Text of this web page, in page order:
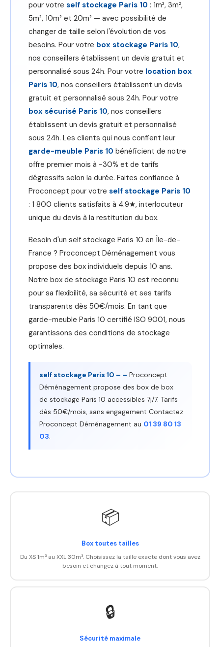
pour votre self stockage Paris 10 : 1m², 3m²,
5m², 10m² et 20m² — avec possibilité de
changer de taille selon l'évolution de vos
besoins. Pour votre box stockage Paris 10,
nos conseillers établissent un devis gratuit et
personnalisé sous 24h. Pour votre location box
Paris 10, nos conseillers établissent un devis
gratuit et personnalisé sous 24h. Pour votre
box sécurisé Paris 10, nos conseillers
établissent un devis gratuit et personnalisé
sous 24h. Les clients qui nous confient leur
garde-meuble Paris 10 bénéficient de notre
offre premier mois à -30% et de tarifs
dégressifs selon la durée. Faites confiance à
Proconcept pour votre self stockage Paris 10
: 1 800 clients satisfaits à 4.9★, interlocuteur
unique du devis à la restitution du box.
Besoin d'un self stockage Paris 10 en Île-de-
France ? Proconcept Déménagement vous
propose des box individuels depuis 10 ans.
Notre box de stockage Paris 10 est reconnu
pour sa flexibilité, sa sécurité et ses tarifs
transparents dès 50€/mois. En tant que
garde-meuble Paris 10 certifié ISO 9001, nous
garantissons des conditions de stockage
optimales.
self stockage Paris 10 – – Proconcept
Déménagement propose des box de box
de stockage Paris 10 accessibles 7j/7. Tarifs
dès 50€/mois, sans engagement Contactez
Proconcept Déménagement au 01 39 80 13
03
📦
Box toutes tailles
Du XS 1m³ au XXL 30m³. Choisissez la taille exacte dont vous avez
besoin et changez à tout moment.
🔒
Sécurité maximale